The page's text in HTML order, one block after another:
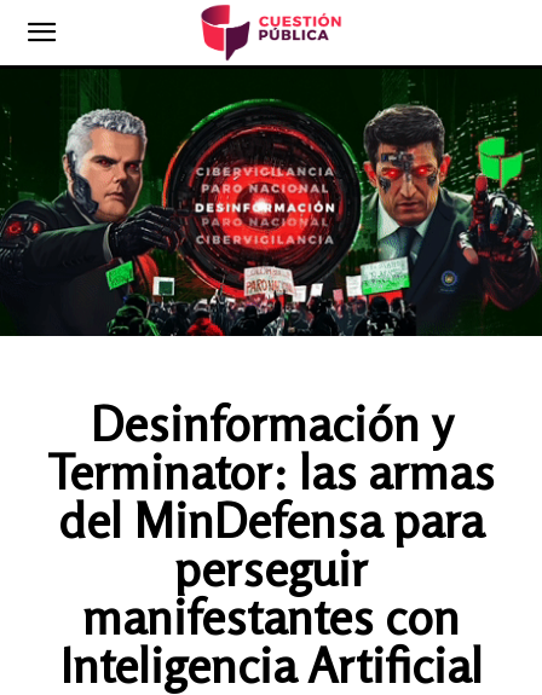
Desinformación y
Terminator: las armas
del MinDefensa para
perseguir
manifestantes con
Inteligencia Artificial